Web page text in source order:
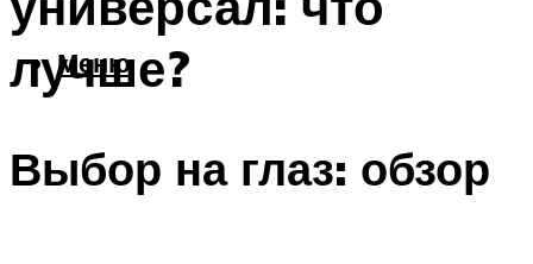
Меню
лучше?
Выбор на глаз: обзор